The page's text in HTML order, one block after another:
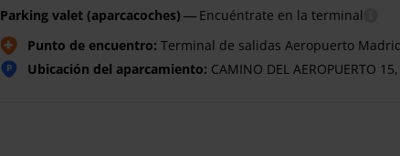
Parking valet (aparcacoches) — Encuéntrate en la terminal
Punto de encuentro: Terminal de salidas Aeropuerto
P Ubicación del aparcamiento: CAMINO DEL AEROPUERTO